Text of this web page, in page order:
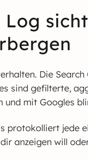
Log
Die
sind gefilterte,
mit Googles
protokolliert jede
anzeigen will